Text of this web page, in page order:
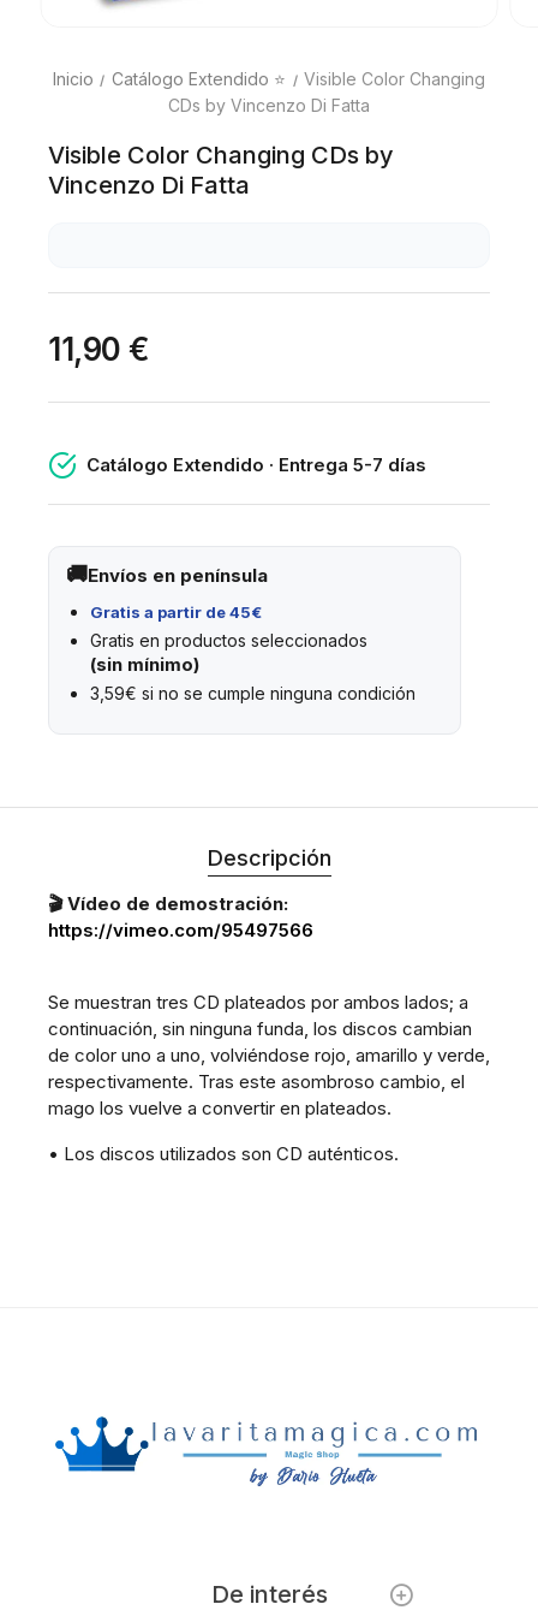
Inicio Catálogo Extendido ⭐
Visible Color Changing
CDs by Vincenzo Di Fatta
Visible Color Changing CDs by
Vincenzo Di Fatta
11,90 €
Catálogo Extendido · Entrega 5-7 días
Envíos en península
Gratis a partir de 45€
Gratis en productos seleccionados
(sin mínimo)
3,59€ si no se cumple ninguna condición
Descripción
🎬 Vídeo de demostración:
https://vimeo.com/95497566
Se muestran tres CD plateados por ambos lados; a
continuación, sin ninguna funda, los discos cambian
de color uno a uno, volviéndose rojo, amarillo y verde,
respectivamente. Tras este asombroso cambio, el
mago los vuelve a convertir en plateados.
• Los discos utilizados son CD auténticos.
De interés